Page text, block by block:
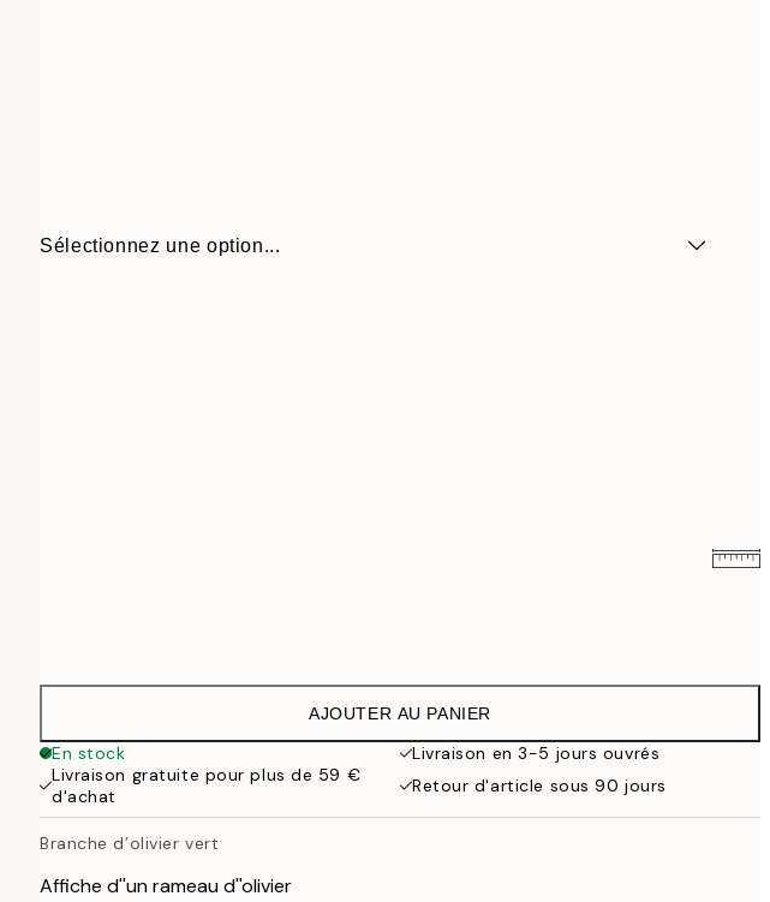
Sélectionnez une option...
19,95 €
32,45 €
AJOUTER AU PANIER
En stock
Livraison en 3-5 jours ouvrés
Livraison gratuite pour plus de 59 €
d'achat
Retour d'article sous 90 jours
Branche d’olivier vert
Affiche d''un rameau d''olivier